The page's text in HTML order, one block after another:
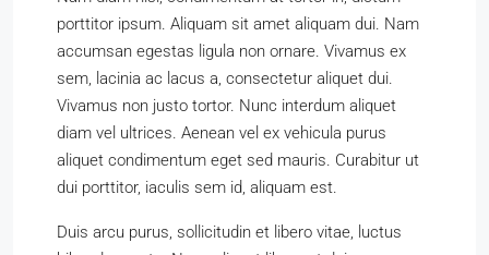
porttitor ipsum. Aliquam sit amet aliquam dui. Nam
accumsan egestas ligula non ornare. Vivamus ex
sem, lacinia ac lacus a, consectetur aliquet dui.
Vivamus non justo tortor. Nunc interdum aliquet
diam vel ultrices. Aenean vel ex vehicula purus
aliquet condimentum eget sed mauris. Curabitur ut
dui porttitor, iaculis sem id, aliquam est.
Duis arcu purus, sollicitudin et libero vitae, luctus